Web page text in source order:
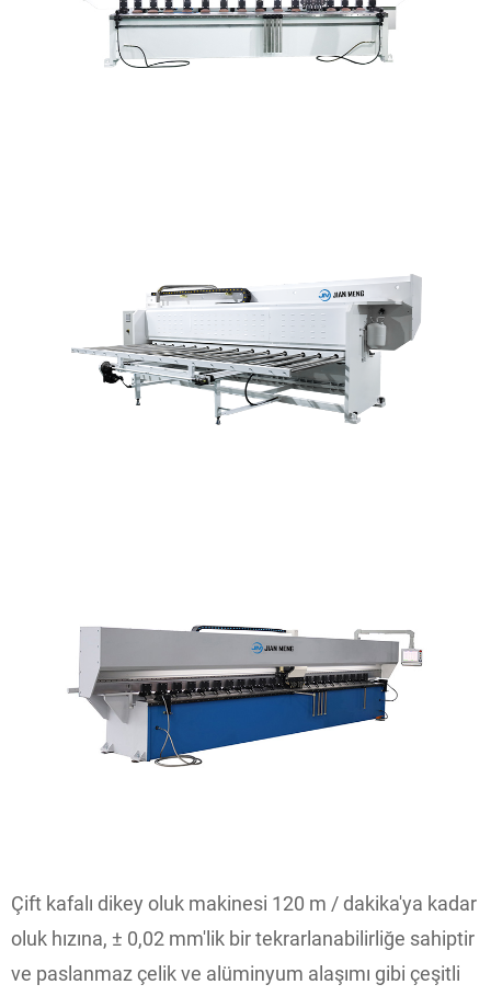
Çift kafalı dikey oluk makinesi 120 m / dakika'ya kadar
oluk hızına, ± 0,02 mm'lik bir tekrarlanabilirliğe sahiptir
ve paslanmaz çelik ve alüminyum alaşımı gibi çeşitli